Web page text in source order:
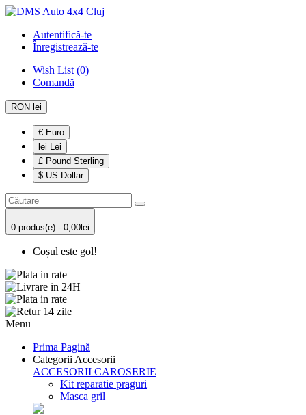
Autentifică-te
Înregistrează-te
Wish List (0)
Comandă
RON lei
€ Euro
lei Lei
£ Pound Sterling
$ US Dollar
0 produs(e) - 0,00lei
Coșul este gol!
Menu
Prima Pagină
Categorii Accesorii
ACCESORII CAROSERIE
Kit reparatie praguri
Masca gril